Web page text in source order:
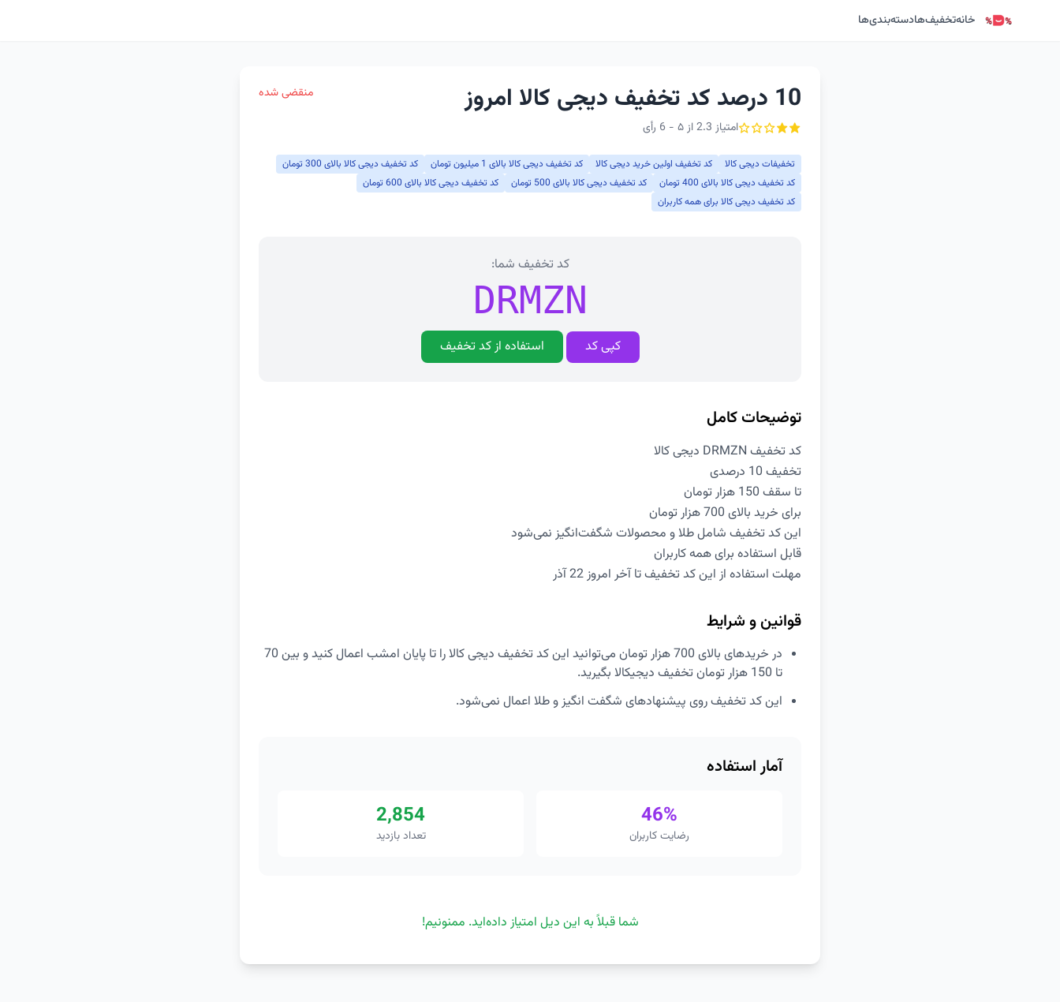
خانهتخفیف‌هادسته‌بندی‌ها
10 درصد کد تخفیف دیجی کالا امروز
امتیاز 2.3 از ۵ - 6 رأی
منقضی شده
تخفیفات دیجی کالا کد تخفیف اولین خرید دیجی کالا کد تخفیف دیجی کالا بالای 1 میلیون تومان
کد تخفیف دیجی کالا بالای 300 تومان
کد تخفیف دیجی کالا بالای 400 تومان
کد تخفیف دیجی کالا بالای 500 تومان
کد تخفیف دیجی کالا بالای 600 تومان
کد تخفیف دیجی کالا برای همه کاربران
کد تخفیف شما:
DRMZN
کپی کد استفاده از کد تخفیف
توضیحات کامل
کد تخفیف DRMZN دیجی کالا
تخفیف 10 درصدی
تا سقف 150 هزار تومان
برای خرید بالای 700 هزار تومان
این کد تخفیف شامل طلا و محصولات شگفت‌انگیز نمی‌شود
قابل استفاده برای همه کاربران
مهلت استفاده از این کد تخفیف تا آخر امروز 22 آذر
قوانین و شرایط
در خریدهای بالای 700 هزار تومان می‌توانید این کد تخفیف دیجی کالا را تا پایان امشب اعمال کنید و بین 70
تا 150 هزار تومان تخفیف دیجیکالا بگیرید.
این کد تخفیف روی پیشنهادهای شگفت انگیز و طلا اعمال نمی‌شود.
آمار استفاده
46%
رضایت کاربران
2,854
تعداد بازدید
شما قبلاً به این دیل امتیاز داده‌اید. ممنونیم!